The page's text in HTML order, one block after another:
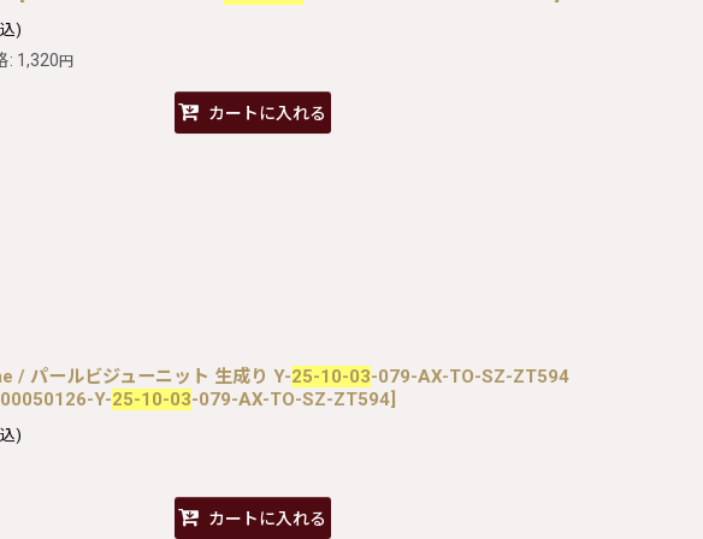
)
: 1,320円
カートに入れる
/ パールビジューニット 生成り Y-25-10-03-079-AX-TO-SZ-ZT594
Y-25-10-03-079-AX-TO-SZ-ZT594]
)
カートに入れる